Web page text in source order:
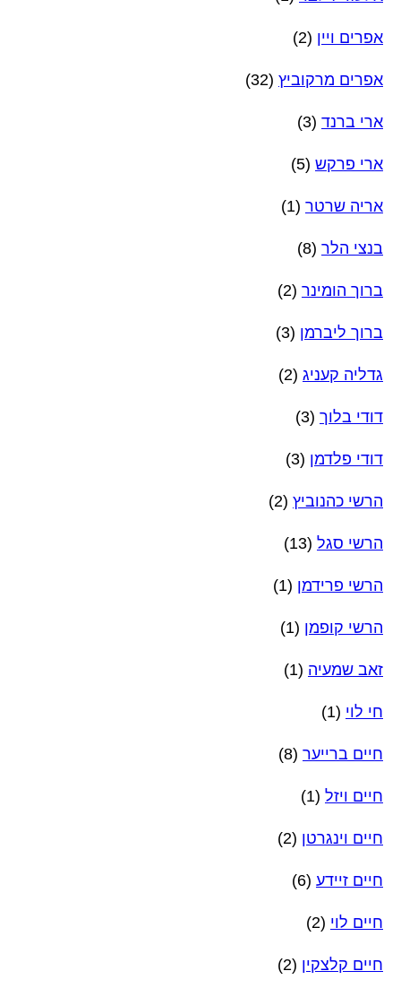
אפרים ויין (2)
אפרים מרקוביץ (32)
ארי ברנד (3)
ארי פרקש (5)
אריה שרטר (1)
בנצי הלר (8)
ברוך הומינר (2)
ברוך ליברמן (3)
גדליה קעניג (2)
דודי בלוך (3)
דודי פלדמן (3)
הרשי כהנוביץ (2)
הרשי סגל (13)
הרשי פרידמן (1)
הרשי קופמן (1)
זאב שמעיה (1)
חי לוי (1)
חיים ברייער (8)
חיים ויזל (1)
חיים וינגרטן (2)
חיים זיידע (6)
חיים לוי (2)
חיים קלצקין (2)